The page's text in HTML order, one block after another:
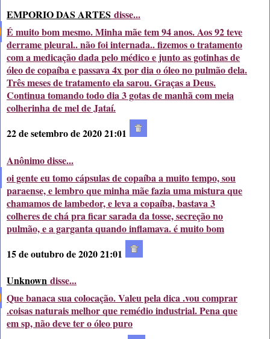
EMPORIO DAS ARTES disse...
É muito bom mesmo. Minha mãe tem 94 anos. Aos 92 teve
derrame pleural.. não foi internada.. fizemos o tratamento
com a medicação dada pelo médico e junto as gotinhas de
óleo de copaíba e passava 4x por dia o óleo no pulmão dela.
Três meses de tratamento ela sarou. Graças a Deus.
Continua tomando todo dia 3 gotas de manhã com meia
colherinha de mel de Jataí.
22 de setembro de 2020 21:01
Anônimo disse...
oi gente eu tomo cápsulas de copaíba a muito tempo, sou
paraense, e lembro que minha mãe fazia uma mistura que
chamamos de lambedor, e leva a copaíba, bastava 3
colheres de chá pra ficar sarada da tosse, secreção no
pulmão, e a garganta quando inflamava. é muito bom
15 de outubro de 2020 21:01
Unknown disse...
Que banaca sua colocação. Valeu pela dica .vou comprar
.coisas naturais melhor que remédio industrial. Pena que
em sp, não deve ter o óleo puro